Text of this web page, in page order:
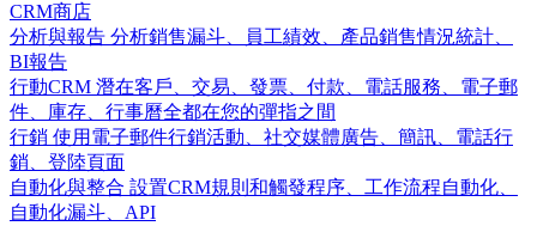
CRM商店
分析與報告 分析銷售漏斗、員工績效、產品銷售情況統計、
BI報告
行動CRM 潛在客戶、交易、發票、付款、電話服務、電子郵
件、庫存、行事曆全都在您的彈指之間
行銷 使用電子郵件行銷活動、社交媒體廣告、簡訊、電話行
銷、登陸頁面
自動化與整合 設置CRM規則和觸發程序、工作流程自動化、
自動化漏斗、API